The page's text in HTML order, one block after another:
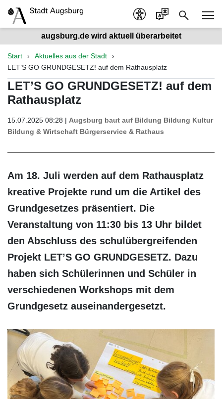
augsburg.de wird aktuell überarbeitet
Start
Aktuelles aus der Stadt
LET’S GO GRUNDGESETZ! auf dem Rathausplatz
LET’S GO GRUNDGESETZ! auf dem
Rathausplatz
15.07.2025 08:28 | Augsburg baut auf Bildung Bildung Kultur
Bildung & Wirtschaft Bürgerservice & Rathaus
Am 18. Juli werden auf dem Rathausplatz
kreative Projekte rund um die Artikel des
Grundgesetzes präsentiert. Die
Veranstaltung von 11:30 bis 13 Uhr bildet
den Abschluss des schulübergreifenden
Projekt LET’S GO GRUNDGESETZ. Dazu
haben sich Schülerinnen und Schüler in
verschiedenen Workshops mit dem
Grundgesetz auseinandergesetzt.